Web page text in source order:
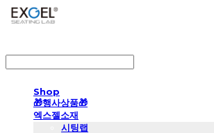
Shop
🎁행사상품🎁
엑스젤소재
시팅랩